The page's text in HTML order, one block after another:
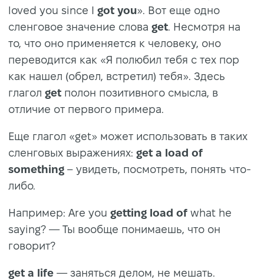
loved you since I got you». Вот еще одно
сленговое значение слова get. Несмотря на
то, что оно применяется к человеку, оно
переводится как «Я полюбил тебя с тех пор
как нашел (обрел, встретил) тебя». Здесь
глагол get полон позитивного смысла, в
отличие от первого примера.
Еще глагол «get» может использовать в таких
сленговых выражениях: get a load of
something – увидеть, посмотреть, понять что-
либо.
Например: Are you getting load of what he
saying? — Ты вообще понимаешь, что он
говорит?
get a life — заняться делом, не мешать.